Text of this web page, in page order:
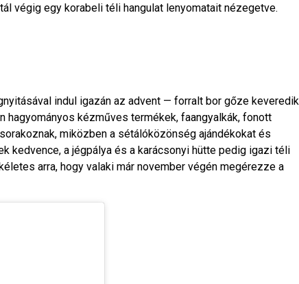
végig egy korabeli téli hangulat lenyomatait nézegetve.
indul igazán az advent — forralt bor gőze keveredik
kézműves termékek, faangyalkák, fonott
miközben a sétálóközönség ajándékokat és
kedvence, a jégpálya és a karácsonyi hütte pedig igazi téli
arra, hogy valaki már november végén megérezze a